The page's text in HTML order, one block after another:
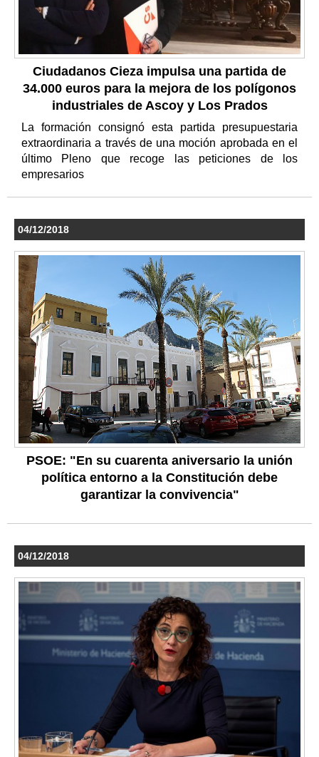
Ciudadanos Cieza impulsa una partida de
34.000 euros para la mejora de los polígonos
industriales de Ascoy y Los Prados
La formación consignó esta partida presupuestaria
extraordinaria a través de una moción aprobada en el
último Pleno que recoge las peticiones de los
empresarios
04/12/2018
PSOE: "En su cuarenta aniversario la unión
política entorno a la Constitución debe
garantizar la convivencia"
04/12/2018